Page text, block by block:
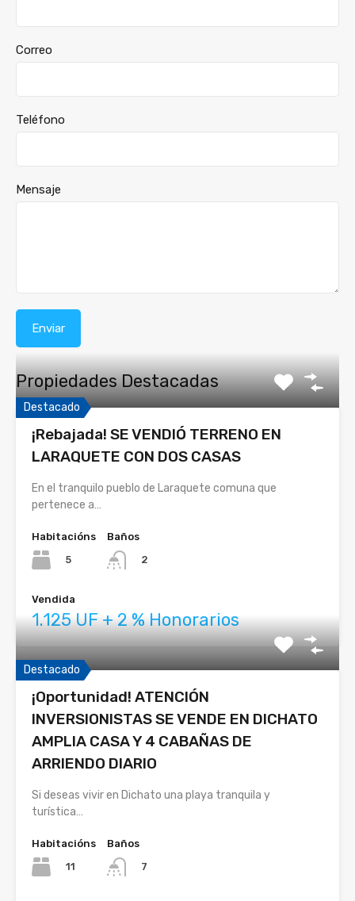
Correo
Teléfono
Mensaje
Propiedades Destacadas
Destacado
¡Rebajada! SE VENDIÓ TERRENO EN
LARAQUETE CON DOS CASAS
En el tranquilo pueblo de Laraquete comuna que
pertenece a…
Habitacións
5
Baños
2
Vendida
1.125 UF + 2 % Honorarios
Destacado
¡Oportunidad! ATENCIÓN
INVERSIONISTAS SE VENDE EN DICHATO
AMPLIA CASA Y 4 CABAÑAS DE
ARRIENDO DIARIO
Si deseas vivir en Dichato una playa tranquila y
turística…
Habitacións
11
Baños
7